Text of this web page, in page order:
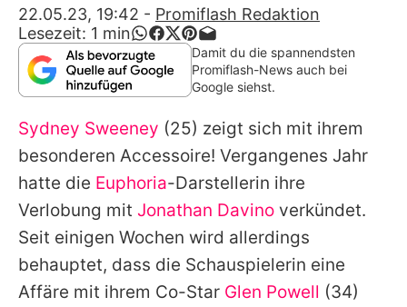
App runterladen
Team
Redaktionelle Richtlinien
Impressum
Datenschutzerklärung
Nutzungsbedingungen
Utiq verwalten
22.05.23, 19:42 - Promiflash Redaktion
Lesezeit: 1 min
Damit du die spannendsten
Promiflash-News auch bei
Google siehst.
Sydney Sweeney (25) zeigt sich mit ihrem
besonderen Accessoire! Vergangenes Jahr
hatte die Euphoria-Darstellerin ihre
Verlobung mit Jonathan Davino verkündet.
Seit einigen Wochen wird allerdings
behauptet, dass die Schauspielerin eine
Affäre mit ihrem Co-Star Glen Powell (34)